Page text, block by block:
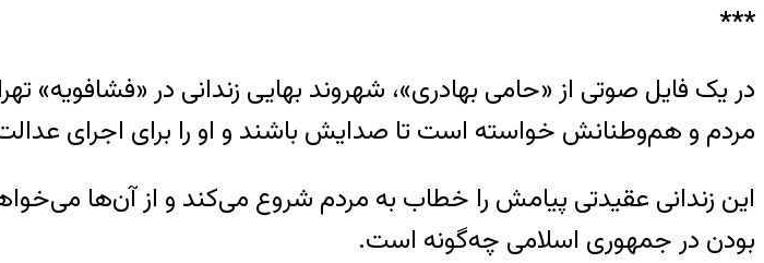
***
در یک فایل صوتی از «حامی بهادری»، شهروند بهایی زندانی در «فشافویه»
مردم و ‌هم‌وطنانش خواسته است تا صدایش باشند و او را برای اجرای
این زندانی عقیدتی پیامش را خطاب به مردم شروع می‌کند و از آن‌ها
بودن در جمهوری اسلامی چه‌گونه است.